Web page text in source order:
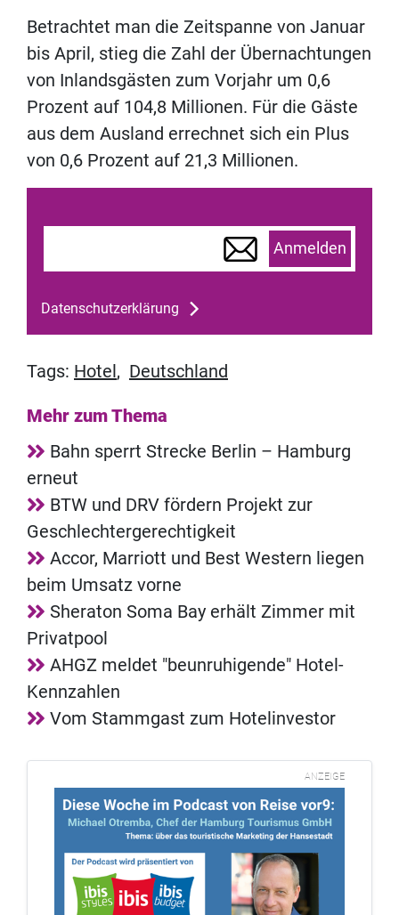
Betrachtet man die Zeitspanne von Januar
bis April, stieg die Zahl der Übernachtungen
von Inlandsgästen zum Vorjahr um 0,6
Prozent auf 104,8 Millionen. Für die Gäste
aus dem Ausland errechnet sich ein Plus
von 0,6 Prozent auf 21,3 Millionen.
Anmelden
Datenschutzerklärung
Tags: Hotel, Deutschland
Mehr zum Thema
Bahn sperrt Strecke Berlin – Hamburg
erneut
BTW und DRV fördern Projekt zur
Geschlechtergerechtigkeit
Accor, Marriott und Best Western liegen
beim Umsatz vorne
Sheraton Soma Bay erhält Zimmer mit
Privatpool
AHGZ meldet "beunruhigende" Hotel-
Kennzahlen
Vom Stammgast zum Hotelinvestor
ANZEIGE